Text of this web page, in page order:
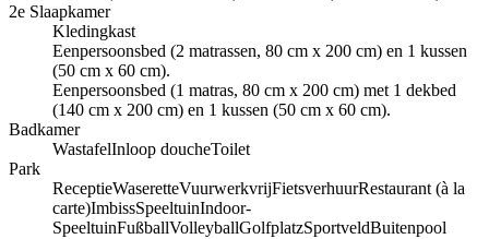
2e Slaapkamer
Kledingkast
Eenpersoonsbed (2 matrassen, 80 cm x 200 cm) en 1 kussen
(50 cm x 60 cm).
Eenpersoonsbed (1 matras, 80 cm x 200 cm) met 1 dekbed
(140 cm x 200 cm) en 1 kussen (50 cm x 60 cm).
Badkamer
WastafelInloop doucheToilet
Park
ReceptieWaseretteVuurwerkvrijFietsverhuurRestaurant (à la
carte)ImbissSpeeltuinIndoor-
SpeeltuinFußballVolleyballGolfplatzSportveldBuitenpool